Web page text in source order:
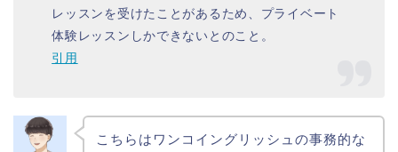
レッスンを受けたことがあるため、プライベート
体験レッスンしかできないとのこと。
引用
こちらはワンコイングリッシュの事務的な